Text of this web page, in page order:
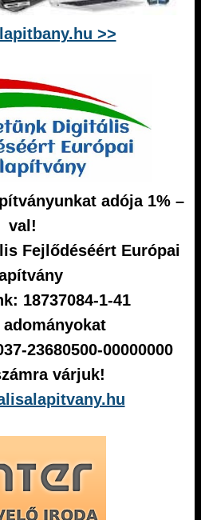
>>
adója 1% –
val!
Fejlődéséért Európai
18737084-1-41
adományokat
23680500-00000000
várjuk!